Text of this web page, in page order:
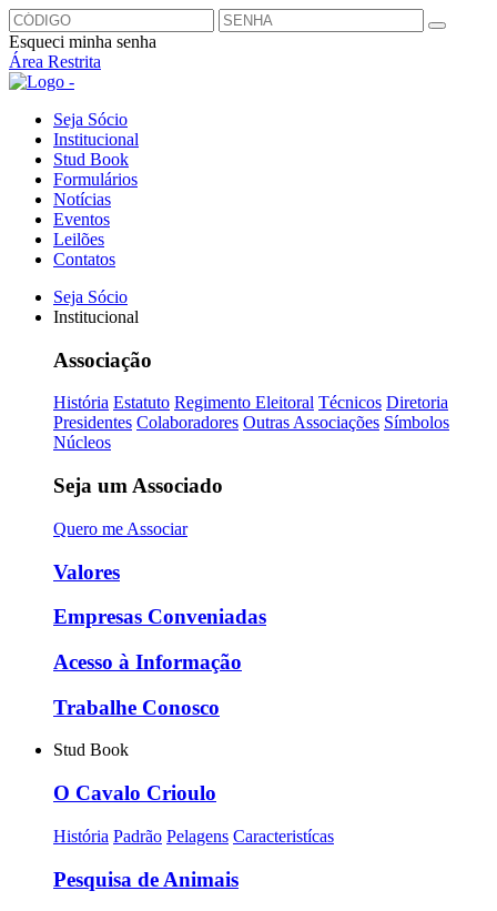
Esqueci minha senha
Área Restrita
Seja Sócio
Institucional
Stud Book
Formulários
Notícias
Eventos
Leilões
Contatos
Seja Sócio
Institucional
Associação
História Estatuto Regimento Eleitoral Técnicos Diretoria
Presidentes Colaboradores Outras Associações Símbolos
Núcleos
Seja um Associado
Quero me Associar
Valores
Empresas Conveniadas
Acesso à Informação
Trabalhe Conosco
Stud Book
O Cavalo Crioulo
História Padrão Pelagens Caracteristícas
Pesquisa de Animais